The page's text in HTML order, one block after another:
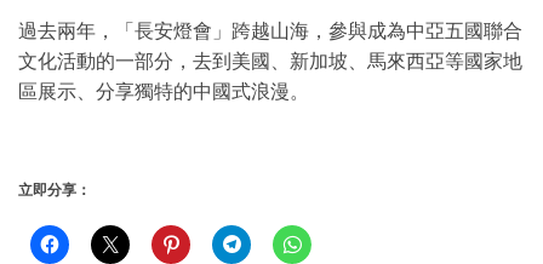
過去兩年，「長安燈會」跨越山海，參與成為中亞五國聯合
文化活動的一部分，去到美國、新加坡、馬來西亞等國家地
區展示、分享獨特的中國式浪漫。
立即分享：